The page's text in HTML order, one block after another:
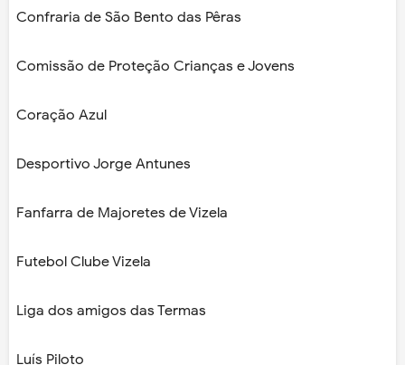
Confraria de São Bento das Pêras
Comissão de Proteção Crianças e Jovens
Coração Azul
Desportivo Jorge Antunes
Fanfarra de Majoretes de Vizela
Futebol Clube Vizela
Liga dos amigos das Termas
Luís Piloto